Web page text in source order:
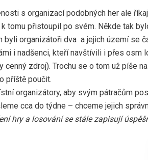
s organizací podobných her ale
tomu přistoupil po svém. Někde tak
byli organizátoři dva a jejich území se
i nadšenci, kteří navštívili i přes osm
cenný zdroj). Trochu se o tom už píše na
příště poučit.
organizátory, aby svým pátračům
cca do týdne – chceme jejich
hry a losování se stále zapisují